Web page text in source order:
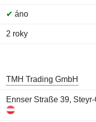
✔ áno
2 roky
TMH Trading GmbH
Ennser Straße 39,